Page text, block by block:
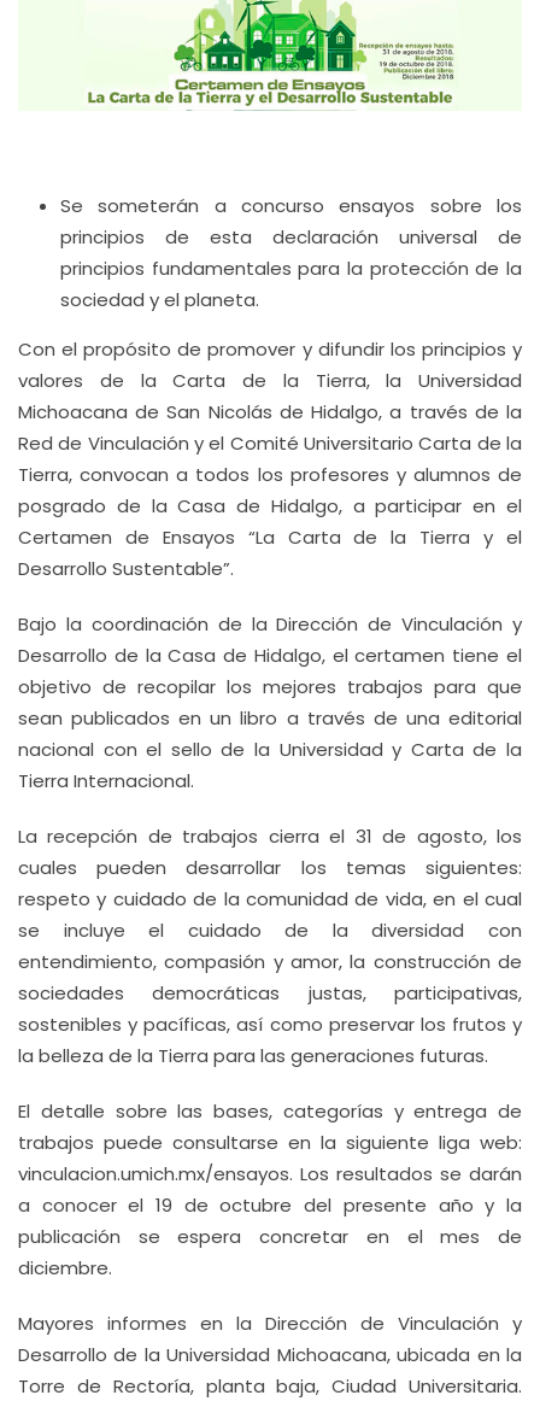
Se someterán a concurso ensayos sobre los
principios de esta declaración universal de
principios fundamentales para la protección de la
sociedad y el planeta.
Con el propósito de promover y difundir los principios y
valores de la Carta de la Tierra, la Universidad
Michoacana de San Nicolás de Hidalgo, a través de la
Red de Vinculación y el Comité Universitario Carta de la
Tierra, convocan a todos los profesores y alumnos de
posgrado de la Casa de Hidalgo, a participar en el
Certamen de Ensayos “La Carta de la Tierra y el
Desarrollo Sustentable”.
Bajo la coordinación de la Dirección de Vinculación y
Desarrollo de la Casa de Hidalgo, el certamen tiene el
objetivo de recopilar los mejores trabajos para que
sean publicados en un libro a través de una editorial
nacional con el sello de la Universidad y Carta de la
Tierra Internacional.
La recepción de trabajos cierra el 31 de agosto, los
cuales pueden desarrollar los temas siguientes:
respeto y cuidado de la comunidad de vida, en el cual
se incluye el cuidado de la diversidad con
entendimiento, compasión y amor, la construcción de
sociedades democráticas justas, participativas,
sostenibles y pacíficas, así como preservar los frutos y
la belleza de la Tierra para las generaciones futuras.
El detalle sobre las bases, categorías y entrega de
trabajos puede consultarse en la siguiente liga web:
vinculacion.umich.mx/ensayos. Los resultados se darán
a conocer el 19 de octubre del presente año y la
publicación se espera concretar en el mes de
diciembre.
Mayores informes en la Dirección de Vinculación y
Desarrollo de la Universidad Michoacana, ubicada en la
Torre de Rectoría, planta baja, Ciudad Universitaria.